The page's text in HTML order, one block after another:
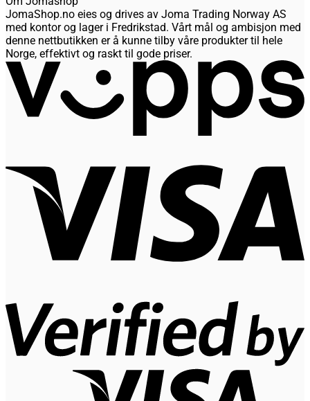
JomaShop.no eies og drives av Joma Trading Norway AS
med kontor og lager i Fredrikstad. Vårt mål og ambisjon med
denne nettbutikken er å kunne tilby våre produkter til hele
Norge, effektivt og raskt til gode priser.